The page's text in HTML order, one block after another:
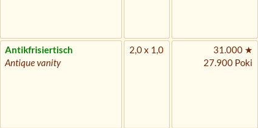
Antikfrisiertisch
Antique vanity
2,0 x 1,0
31.000 ★
27.900 Poki